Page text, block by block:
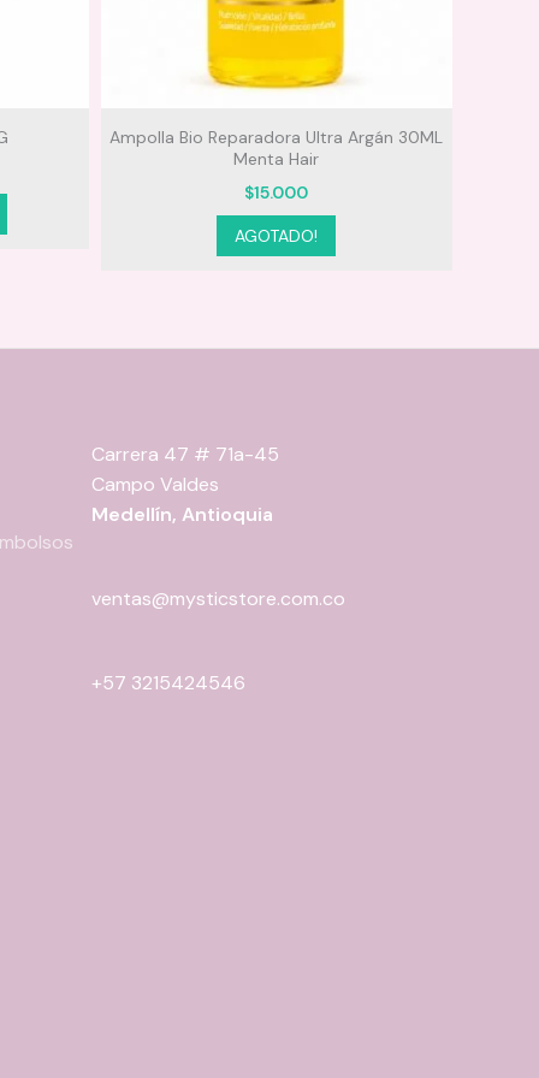
Ampolla Bio Reparadora Ultra Argán 30ML
Menta Hair
$15.000
AGOTADO!
Carrera 47 # 71a-45
Campo Valdes
Medellín, Antioquia
ventas@mysticstore.com.co
+57 3215424546